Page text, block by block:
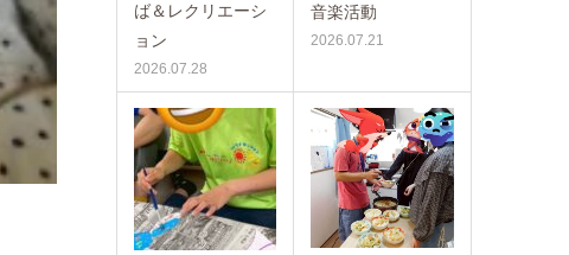
ば＆レクリエーシ
ョン
2026.07.28
音楽活動
2026.07.21